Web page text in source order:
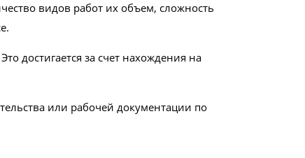
видов работ их объем, сложность
достигается за счет нахождения на
или рабочей документации по